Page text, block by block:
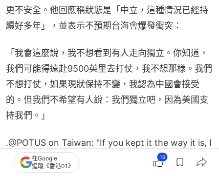
更不安全。他回應稱狀態是「中立，這種情況已經持
續好多年」，並表示不預期台海會爆發衝突：
「我會這麼說，我不想看到有人走向獨立。你知道，
我們可能得遠赴9500英里去打仗，我不想那樣。我們
不想打仗，如果現狀保持不變，我認為中國會接受
的。但我們不希望有人說：我們獨立吧，因為美國支
持我們。」
.@POTUS on Taiwan: "If you kept it the way it is, I
think China is going to be okay with that — but
we're not looking to have somebody say, 'let's go
在Google
追蹤《香港01》
19